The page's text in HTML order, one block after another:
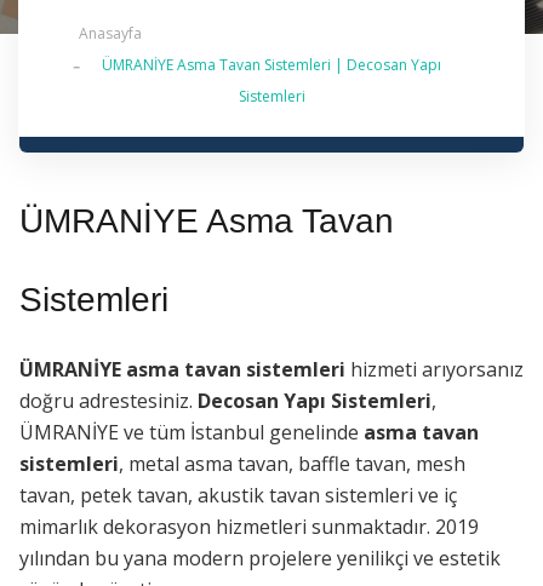
Anasayfa
ÜMRANİYE Asma Tavan Sistemleri | Decosan Yapı
Sistemleri
✔ 2026 Güncel — İstanbul Genelinde Metal Asma
ÜMRANİYE Asma Tavan
Sistemleri
ÜMRANİYE asma tavan sistemleri hizmeti arıyorsanız
doğru adrestesiniz. Decosan Yapı Sistemleri,
ÜMRANİYE ve tüm İstanbul genelinde asma tavan
sistemleri, metal asma tavan, baffle tavan, mesh
tavan, petek tavan, akustik tavan sistemleri ve iç
mimarlık dekorasyon hizmetleri sunmaktadır. 2019
yılından bu yana modern projelere yenilikçi ve estetik